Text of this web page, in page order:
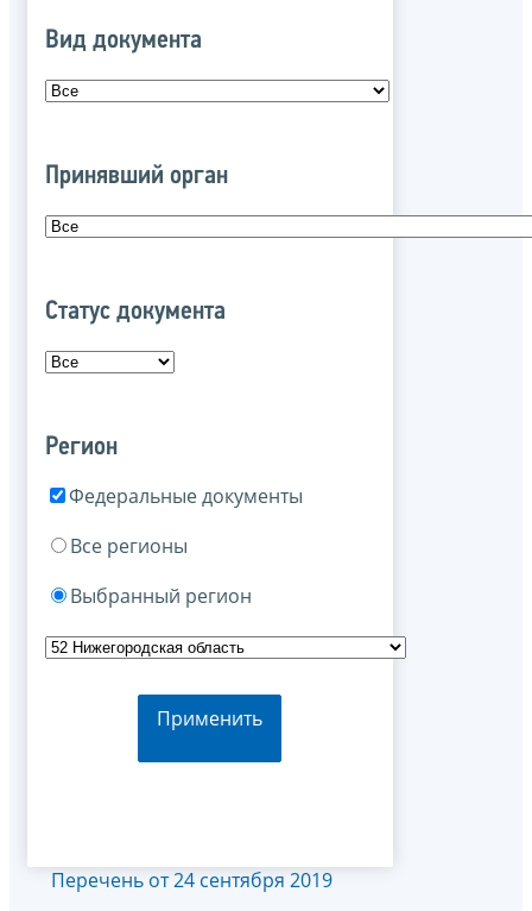
Вид документа
Принявший орган
Статус документа
Регион
Федеральные документы
Все регионы
Выбранный регион
Применить
Перечень от 24 сентября 2019